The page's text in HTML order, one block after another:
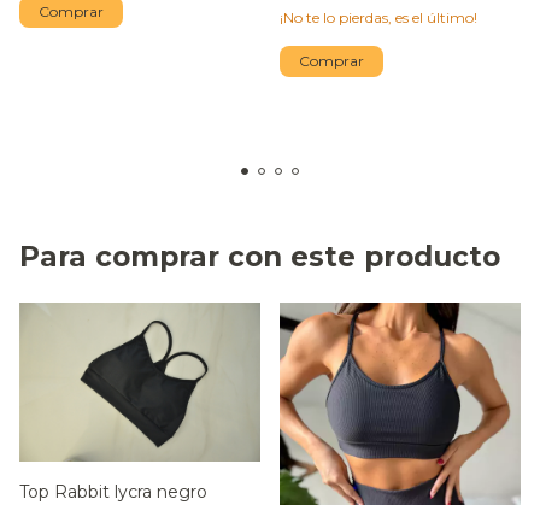
Comprar
¡No te lo pierdas, es el último!
Comprar
Para comprar con este producto
Top Rabbit lycra negro